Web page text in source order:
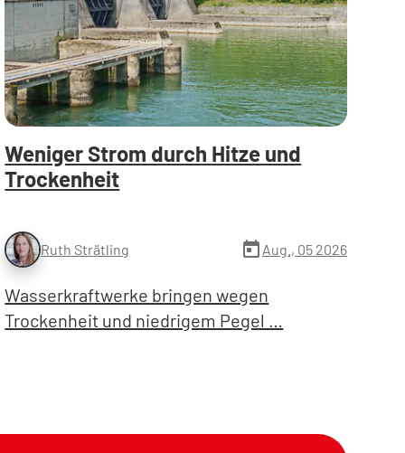
Weniger Strom durch Hitze und
Trockenheit
Ruth Strätling today Aug., 05 2026
Wasserkraftwerke bringen wegen
Trockenheit und niedrigem Pegel …